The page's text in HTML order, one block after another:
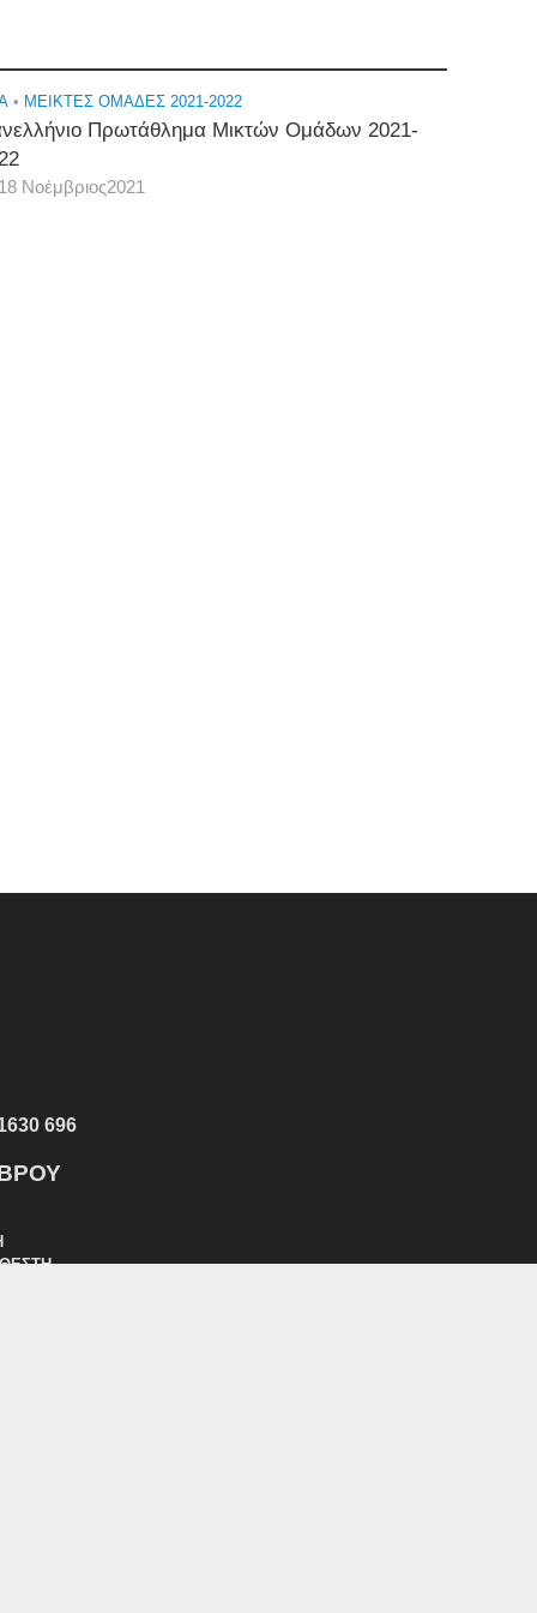
• ΜΕΙΚΤΕΣ ΟΜΑΔΕΣ 2021-2022
Πρωτάθλημα Μικτών Ομάδων 2021-
Νοέμβριος2021
696